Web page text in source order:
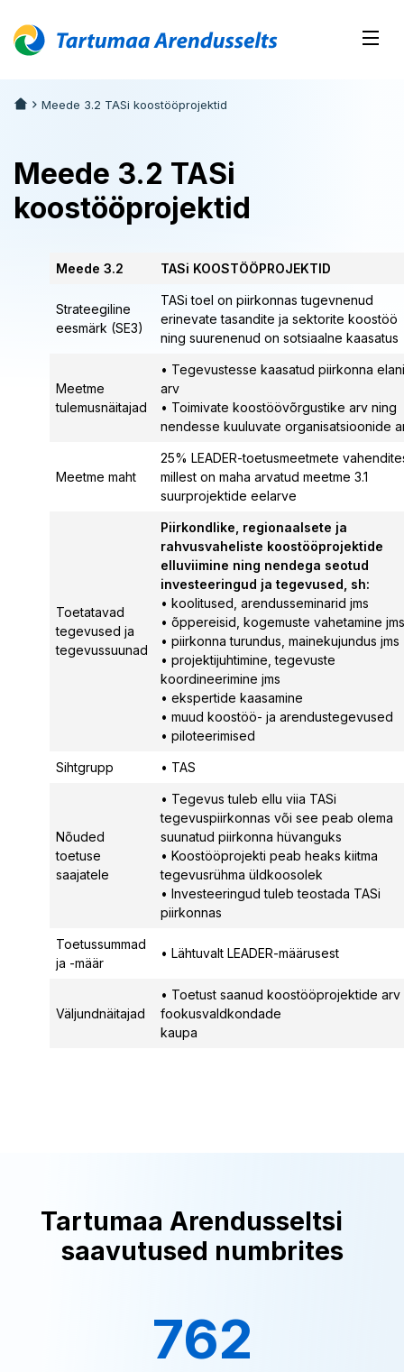
Meede 3.2 TASi koostööprojektid
Meede 3.2 TASi
koostööprojektid
Meede 3.2 TASi KOOSTÖÖPROJEKTID
Strateegiline
eesmärk (SE3)
TASi toel on piirkonnas tugevnenud
erinevate tasandite ja sektorite koostöö
ning suurenenud on sotsiaalne kaasatus
Meetme
tulemusnäitajad
• Tegevustesse kaasatud piirkonna
arv
• Toimivate koostöövõrgustike arv ning
nendesse kuuluvate organisatsioonide
Meetme maht
25% LEADER-toetusmeetmete
millest on maha arvatud meetme 3.1
suurprojektide eelarve
Toetatavad
tegevused ja
tegevussuunad
Piirkondlike, regionaalsete ja
rahvusvaheliste koostööprojektide
elluviimine ning nendega seotud
investeeringud ja tegevused, sh:
• koolitused, arendusseminarid jms
• õppereisid, kogemuste vahetamine jms
• piirkonna turundus, mainekujundus jms
• projektijuhtimine, tegevuste
koordineerimine jms
• ekspertide kaasamine
• muud koostöö- ja arendustegevused
• piloteerimised
Sihtgrupp • TAS
Nõuded
toetuse
saajatele
• Tegevus tuleb ellu viia TASi
tegevuspiirkonnas või see peab olema
suunatud piirkonna hüvanguks
• Koostööprojekti peab heaks kiitma
tegevusrühma üldkoosolek
• Investeeringud tuleb teostada TASi
piirkonnas
Toetussummad
ja -määr
• Lähtuvalt LEADER-määrusest
Väljundnäitajad
• Toetust saanud koostööprojektide arv
fookusvaldkondade
kaupa
Tartumaa Arendusseltsi
saavutused numbrites
762